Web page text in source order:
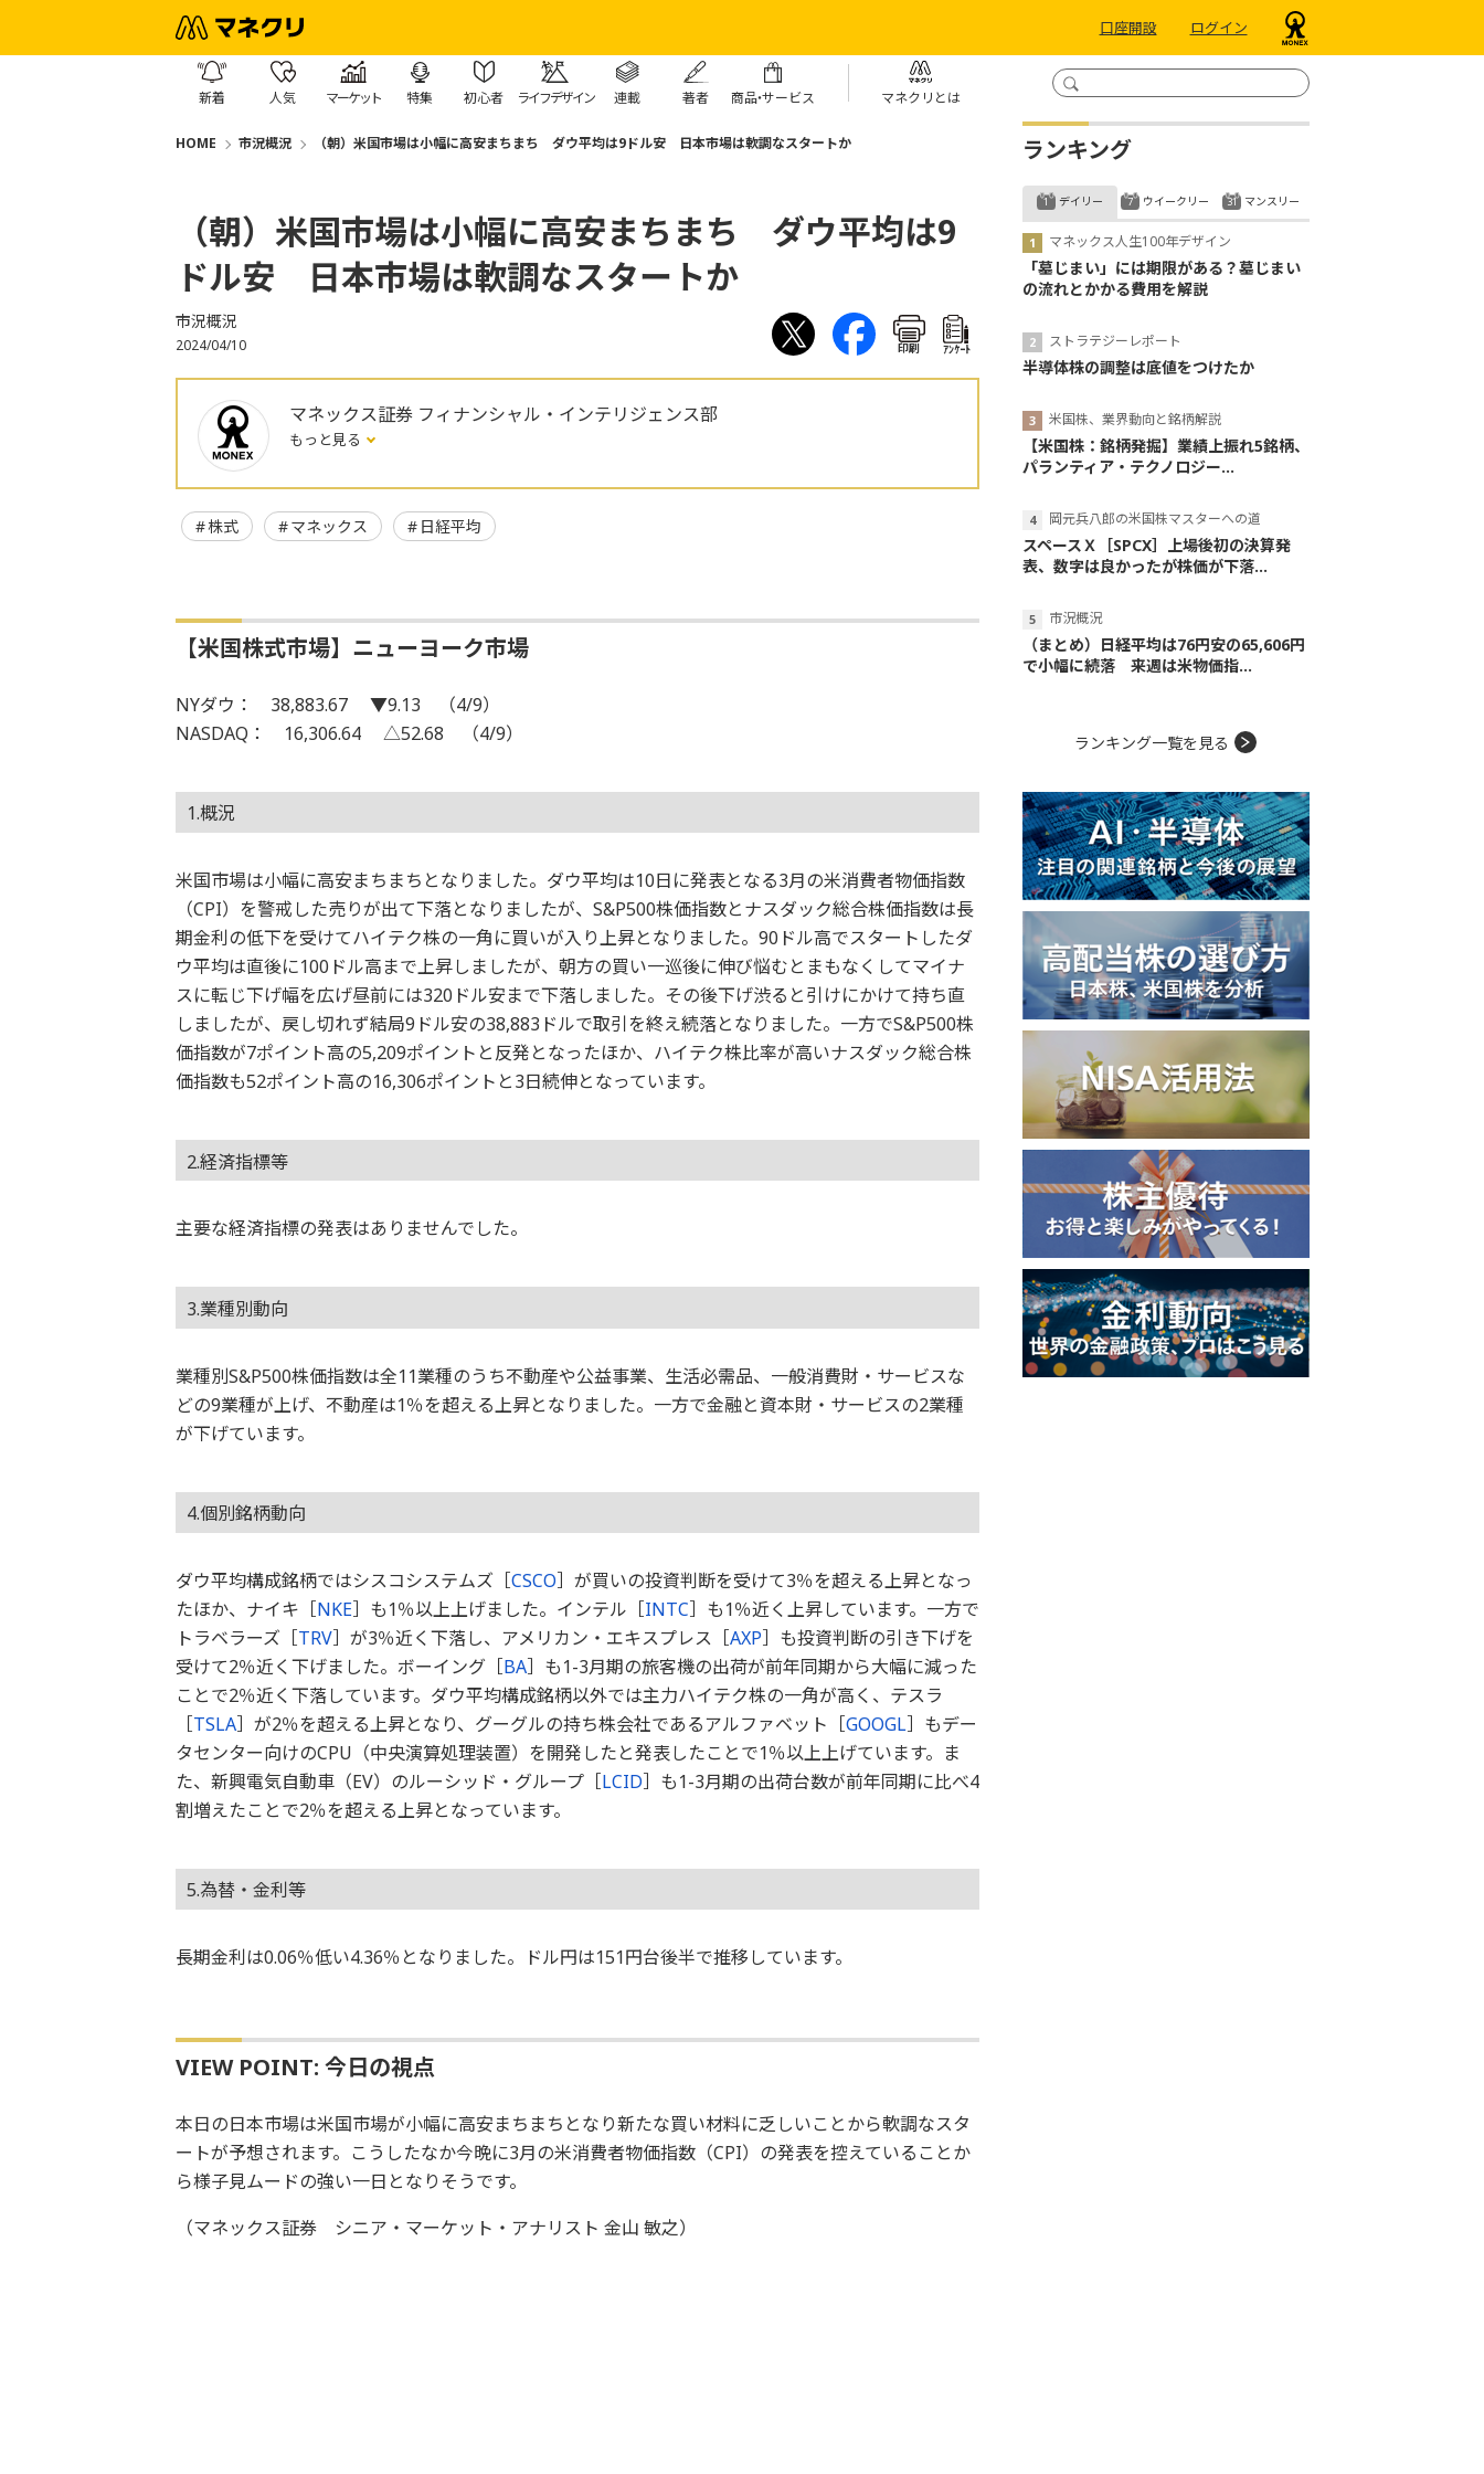
口座開設 ログイン
新着 人気 マーケット 特集 初心者 ライフデザイン 連載 著者 商品・サービス マネクリとは
HOME 市況概況 （朝）米国市場は小幅に高安まちまち ダウ平均は9ドル安 日本市場は軟調なスタートか
（朝）米国市場は小幅に高安まちまち ダウ平均は9
ドル安 日本市場は軟調なスタートか
市況概況
2024/04/10 印刷 ｱﾝｹｰﾄ
マネックス証券 フィナンシャル・インテリジェンス部
もっと見る
株式 マネックス 日経平均
【米国株式市場】ニューヨーク市場
NYダウ： 38,883.67 ▼9.13 （4/9）
NASDAQ： 16,306.64 △52.68 （4/9）
1.概況
米国市場は小幅に高安まちまちとなりました。ダウ平均は10日に発表となる3月の米消費者物価指数
（CPI）を警戒した売りが出て下落となりましたが、S&P500株価指数とナスダック総合株価指数は長
期金利の低下を受けてハイテク株の一角に買いが入り上昇となりました。90ドル高でスタートしたダ
ウ平均は直後に100ドル高まで上昇しましたが、朝方の買い一巡後に伸び悩むとまもなくしてマイナ
スに転じ下げ幅を広げ昼前には320ドル安まで下落しました。その後下げ渋ると引けにかけて持ち直
しましたが、戻し切れず結局9ドル安の38,883ドルで取引を終え続落となりました。一方でS&P500株
価指数が7ポイント高の5,209ポイントと反発となったほか、ハイテク株比率が高いナスダック総合株
価指数も52ポイント高の16,306ポイントと3日続伸となっています。
2.経済指標等
主要な経済指標の発表はありませんでした。
3.業種別動向
業種別S&P500株価指数は全11業種のうち不動産や公益事業、生活必需品、一般消費財・サービスな
どの9業種が上げ、不動産は1％を超える上昇となりました。一方で金融と資本財・サービスの2業種
が下げています。
4.個別銘柄動向
ダウ平均構成銘柄ではシスコシステムズ［CSCO］が買いの投資判断を受けて3％を超える上昇となっ
たほか、ナイキ［NKE］も1％以上上げました。インテル［INTC］も1％近く上昇しています。一方で
トラベラーズ［TRV］が3％近く下落し、アメリカン・エキスプレス［AXP］も投資判断の引き下げを
受けて2％近く下げました。ボーイング［BA］も1-3月期の旅客機の出荷が前年同期から大幅に減った
ことで2％近く下落しています。ダウ平均構成銘柄以外では主力ハイテク株の一角が高く、テスラ
［TSLA］が2％を超える上昇となり、グーグルの持ち株会社であるアルファベット［GOOGL］もデー
タセンター向けのCPU（中央演算処理装置）を開発したと発表したことで1％以上上げています。ま
た、新興電気自動車（EV）のルーシッド・グループ［LCID］も1-3月期の出荷台数が前年同期に比べ4
割増えたことで2％を超える上昇となっています。
5.為替・金利等
長期金利は0.06％低い4.36％となりました。ドル円は151円台後半で推移しています。
VIEW POINT: 今日の視点
本日の日本市場は米国市場が小幅に高安まちまちとなり新たな買い材料に乏しいことから軟調なスタ
ートが予想されます。こうしたなか今晩に3月の米消費者物価指数（CPI）の発表を控えていることか
ら様子見ムードの強い一日となりそうです。
（マネックス証券 シニア・マーケット・アナリスト 金山 敏之）
ランキング
デイリー
マネックス人生100年デザイン
「墓じまい」には期限がある？墓じまい
の流れとかかる費用を解説
ストラテジーレポート
半導体株の調整は底値をつけたか
米国株、業界動向と銘柄解説
【米国株：銘柄発掘】業績上振れ5銘柄、
パランティア・テクノロジー...
岡元兵八郎の米国株マスターへの道
スペースＸ［SPCX］上場後初の決算発
表、数字は良かったが株価が下落...
市況概況
（まとめ）日経平均は76円安の65,606円
で小幅に続落 来週は米物価指...
ウイークリー マンスリー
ランキング一覧を見る